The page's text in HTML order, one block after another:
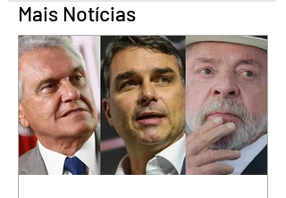
Quem é o Jornalista
Carlos Peixoto,
homenageado pela
CLDF no Dia da
Mais Notícias